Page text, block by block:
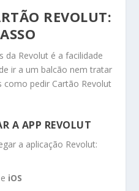
REVOLUT:
da Revolut é a facilidade
ir a um balcão nem tratar
como pedir Cartão Revolut
A APP REVOLUT
a aplicação Revolut:
e iOS